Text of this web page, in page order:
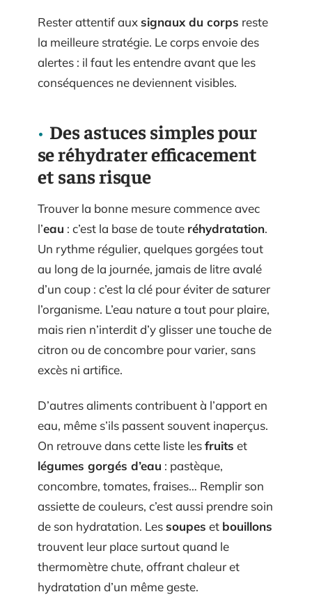
Rester attentif auxsignaux du corps reste
la meilleure stratégie. Le corps envoie des
alertes : il faut les entendre avant que les
conséquences ne deviennent visibles.
Des astuces simples pour
se réhydrater efficacement
et sans risque
Trouver la bonne mesure commence avec
l’eau : c’est la base de toute réhydratation.
Un rythme régulier, quelques gorgées tout
au long de la journée, jamais de litre avalé
d’un coup : c’est la clé pour éviter de saturer
l’organisme. L’eau nature a tout pour plaire,
mais rien n’interdit d’y glisser une touche de
citron ou de concombre pour varier, sans
excès ni artifice.
D’autres aliments contribuent à l’apport en
eau, même s’ils passent souvent inaperçus.
On retrouve dans cette liste lesfruits et
légumes gorgés d’eau : pastèque,
concombre, tomates, fraises… Remplir son
assiette de couleurs, c’est aussi prendre soin
de son hydratation. Lessoupes et bouillons
trouvent leur place surtout quand le
thermomètre chute, offrant chaleur et
hydratation d’un même geste.